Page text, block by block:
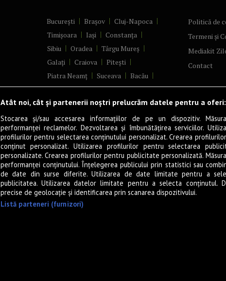
București Brașov
Cluj-Napoca
Timișoara
Iași
Constanța
Sibiu
Oradea
Târgu Mureș
Galați
Craiova
Pitești
Piatra Neamț
Suceava
Bacău
Brăila
Ploiești
Râmnicu Vâlcea
Alba Iulia
Arad
Bistrița
Baia Mare
Satu Mare
Sfântu Gheorghe
Deva
Focșani
Tulcea
Târgu Jiu
Alexandria
Botoșani
Buzău Vaslui
Reșița
Târgoviște
Drobeta-Turnu Severin
Călărași
Giurgiu
Slobozia
Slatina
Miercurea-Ciuc
Politică de
Termeni și
Mediakit
Contact
Atât noi, cât și partenerii noștri prelucrăm datele pentru a oferi:
Stocarea și/sau accesarea informațiilor de pe un dispozitiv.
performanței reclamelor. Dezvoltarea și îmbunătățirea serviciilor.
profilurilor pentru selectarea conținutului personalizat. Crearea
conținut personalizat. Utilizarea profilurilor pentru selectarea
personalizate. Crearea profilurilor pentru publicitate personalizată.
performanței conținutului. Înțelegerea publicului prin statistici sau
de date din surse diferite. Utilizarea de date limitate pentru a
publicitatea. Utilizarea datelor limitate pentru a selecta conținutul.
precise de geolocație și identificarea prin scanarea dispozitivului.
Listă parteneri (furnizori)